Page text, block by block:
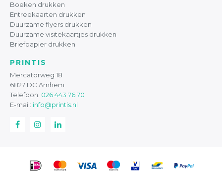
Boeken drukken
Entreekaarten drukken
Duurzame flyers drukken
Duurzame visitekaartjes drukken
Briefpapier drukken
PRINTIS
Mercatorweg 18
6827 DC Arnhem
Telefoon: 026 443 76 70
E-mail: info@printis.nl